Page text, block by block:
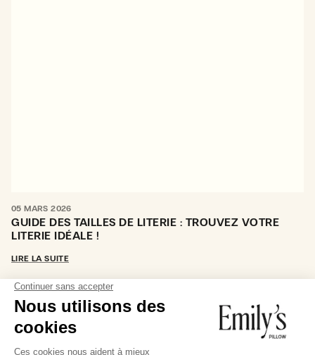
05 MARS 2026
GUIDE DES TAILLES DE LITERIE : TROUVEZ VOTRE
LITERIE IDÉALE !
LIRE LA SUITE